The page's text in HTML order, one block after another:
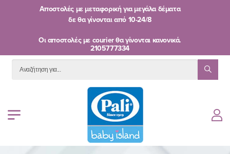
Αποστολές με μεταφορική για μεγάλα δέματα
δε θα γίνονται από 10-24/8
Oι αποστολές με courier θα γίνονται κανονικά.
2105777334